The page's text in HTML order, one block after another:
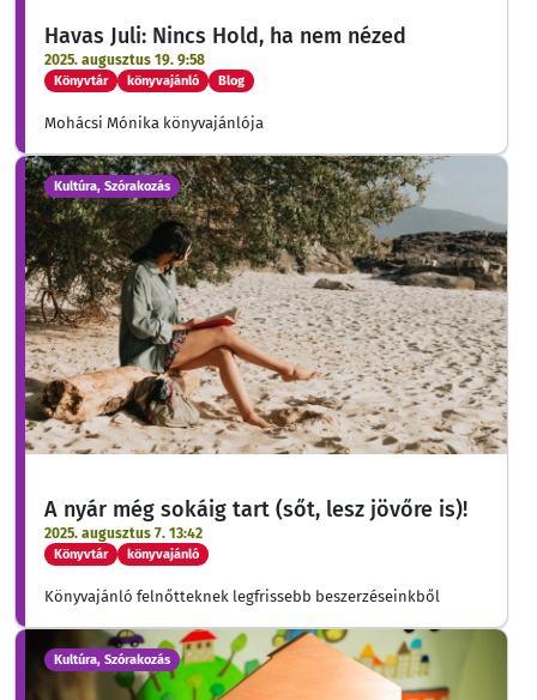
Havas Juli: Nincs Hold, ha nem nézed
2025. augusztus 19. 9:58
Könyvtár könyvajánló Blog
Mohácsi Mónika könyvajánlója
Kultúra, Szórakozás
A nyár még sokáig tart (sőt, lesz jövőre is)!
2025. augusztus 7. 13:42
Könyvtár könyvajánló
Könyvajánló felnőtteknek legfrissebb beszerzéseinkből
Kultúra, Szórakozás